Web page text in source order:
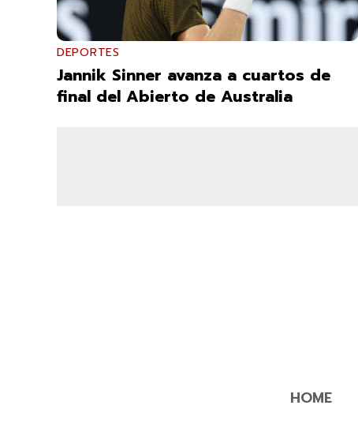
DEPORTES
Jannik Sinner avanza a cuartos de
final del Abierto de Australia
HOME